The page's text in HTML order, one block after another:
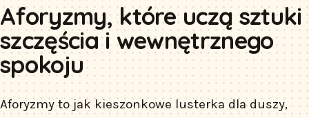
Aforyzmy, które uczą sztuki
szczęścia i wewnętrznego
spokoju
Aforyzmy to jak kieszonkowe lusterka dla duszy,